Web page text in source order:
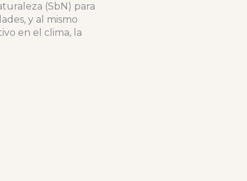
(SbN) para
y al mismo
en el clima, la